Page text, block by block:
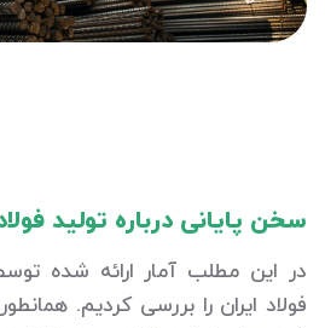
سخن پایانی درباره تولید فولاد
در این مطلب آمار ارائه شده
فولاد ایران را بررسی کردیم.